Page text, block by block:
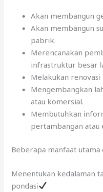
Akan membangun
Akan membangun
pabrik.
Merencanakan
infrastruktur besar
Melakukan renovasi
Mengembangkan
atau komersial.
Membutuhkan
pertambangan atau
Beberapa manfaat utama
Menentukan kedalaman
pondasi